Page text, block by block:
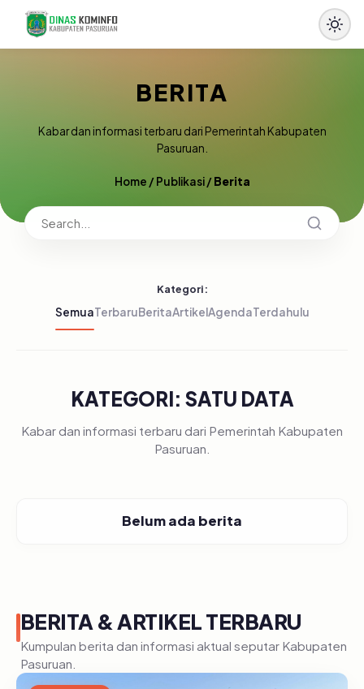
BERITA
Kabar dan informasi terbaru dari Pemerintah Kabupaten
Pasuruan.
Home /Publikasi/Berita
Kategori:
SemuaTerbaruBeritaArtikelAgendaTerdahulu
KATEGORI: SATU DATA
Kabar dan informasi terbaru dari Pemerintah Kabupaten
Pasuruan.
Belum ada berita
BERITA & ARTIKEL TERBARU
Kumpulan berita dan informasi aktual seputar Kabupaten
Pasuruan.